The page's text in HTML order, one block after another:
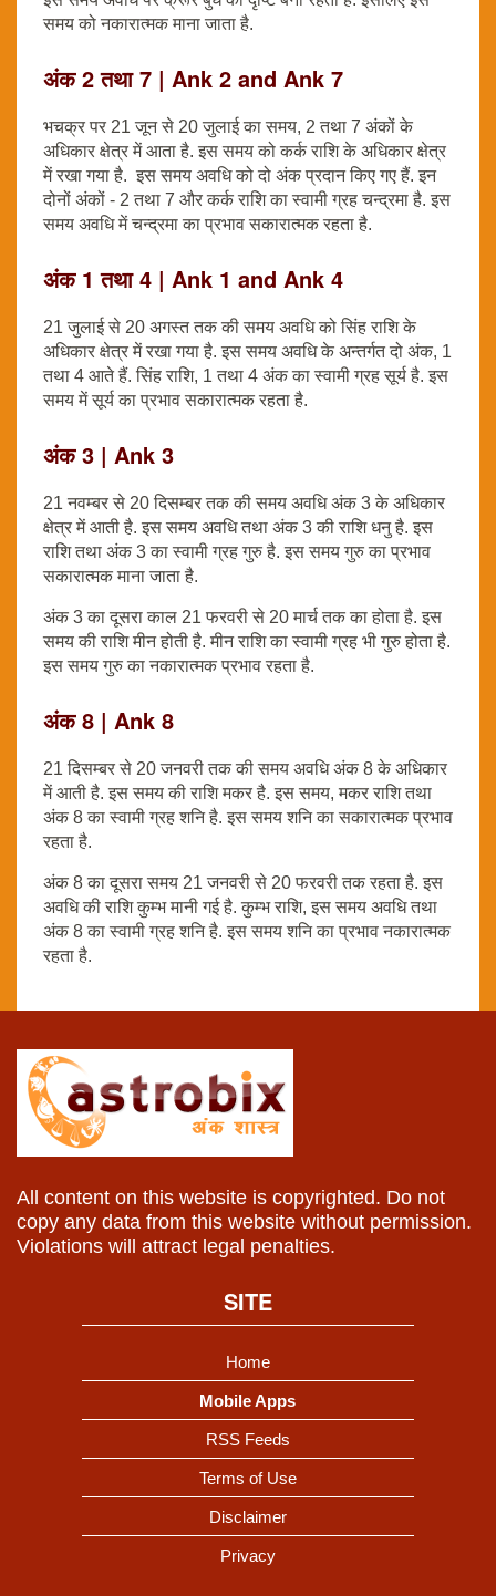
समय को नकारात्मक माना जाता है.
अंक 2 तथा 7 | Ank 2 and Ank 7
भचक्र पर 21 जून से 20 जुलाई का समय, 2 तथा 7 अंकों के
अधिकार क्षेत्र में आता है. इस समय को कर्क राशि के अधिकार क्षेत्र
में रखा गया है. इस समय अवधि को दो अंक प्रदान किए गए हैं. इन
दोनों अंकों - 2 तथा 7 और कर्क राशि का स्वामी ग्रह चन्द्रमा है. इस
समय अवधि में चन्द्रमा का प्रभाव सकारात्मक रहता है.
अंक 1 तथा 4 | Ank 1 and Ank 4
21 जुलाई से 20 अगस्त तक की समय अवधि को सिंह राशि के
अधिकार क्षेत्र में रखा गया है. इस समय अवधि के अन्तर्गत दो अंक, 1
तथा 4 आते हैं. सिंह राशि, 1 तथा 4 अंक का स्वामी ग्रह सूर्य है. इस
समय में सूर्य का प्रभाव सकारात्मक रहता है.
अंक 3 | Ank 3
21 नवम्बर से 20 दिसम्बर तक की समय अवधि अंक 3 के अधिकार
क्षेत्र में आती है. इस समय अवधि तथा अंक 3 की राशि धनु है. इस
राशि तथा अंक 3 का स्वामी ग्रह गुरु है. इस समय गुरु का प्रभाव
सकारात्मक माना जाता है.
अंक 3 का दूसरा काल 21 फरवरी से 20 मार्च तक का होता है. इस
समय की राशि मीन होती है. मीन राशि का स्वामी ग्रह भी गुरु होता है.
इस समय गुरु का नकारात्मक प्रभाव रहता है.
अंक 8 | Ank 8
21 दिसम्बर से 20 जनवरी तक की समय अवधि अंक 8 के अधिकार
में आती है. इस समय की राशि मकर है. इस समय, मकर राशि तथा
अंक 8 का स्वामी ग्रह शनि है. इस समय शनि का सकारात्मक प्रभाव
रहता है.
अंक 8 का दूसरा समय 21 जनवरी से 20 फरवरी तक रहता है. इस
अवधि की राशि कुम्भ मानी गई है. कुम्भ राशि, इस समय अवधि तथा
अंक 8 का स्वामी ग्रह शनि है. इस समय शनि का प्रभाव नकारात्मक
रहता है.
All content on this website is copyrighted. Do not
copy any data from this website without permission.
Violations will attract legal penalties.
SITE
Home
Mobile Apps
RSS Feeds
Terms of Use
Disclaimer
Privacy